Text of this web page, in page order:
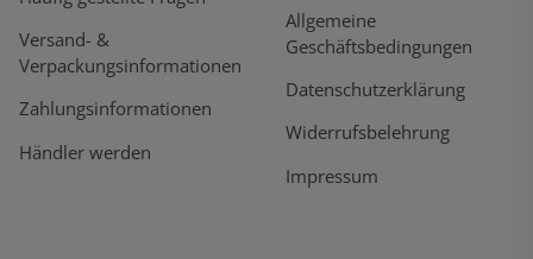
Versand- &
Verpackungsinformationen
Zahlungsinformationen
Händler werden
Allgemeine
Geschäftsbedingungen
Datenschutzerklärung
Widerrufsbelehrung
Impressum